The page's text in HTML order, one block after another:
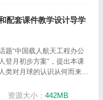
配套课件教学设计导学
题“中国载人航天工程办公
登月初步方案”，提出本课
类对月球的认识从何而来，
的实践活动、探寻人类对月
资源大小： 442MB